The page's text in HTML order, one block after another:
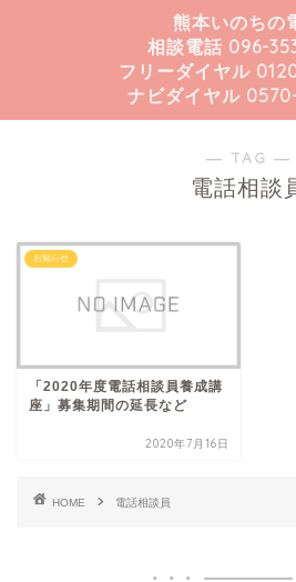
熊本いのちの
相談電話 096-
フリーダイヤル
ナビダイヤル
― TAG ―
電話相談
お知らせ
「2020年度電話相談員養成講
座」募集期間の延長など
2020年7月16日
HOME 電話相談員